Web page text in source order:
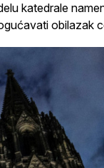
katedrale
obilazak